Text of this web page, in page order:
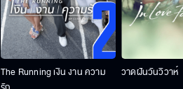
The Running เงิน งาน ความ
วาดฝันวันวิวาห์